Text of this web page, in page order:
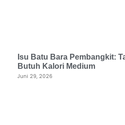
Isu Batu Bara Pembangkit:
Butuh Kalori Medium
Juni 29, 2026